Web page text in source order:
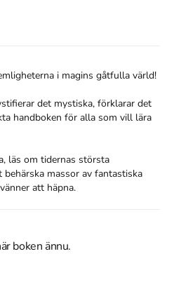
i magins gåtfulla värld!
det mystiska, förklarar det
handboken för alla som vill lära
läs om tidernas största
massor av fantastiska
att häpna.
av spännande bilder och ett
Det rosa mönstret runt omkring
boken ännu.